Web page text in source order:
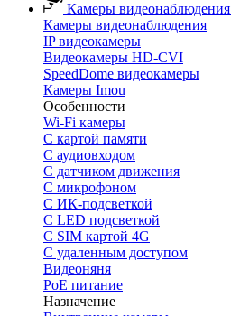
Камеры видеонаблюдения
Камеры видеонаблюдения
IP видеокамеры
Видеокамеры HD-CVI
SpeedDome видеокамеры
Камеры Imou
Особенности
Wi-Fi камеры
С картой памяти
С аудиовходом
С датчиком движения
С микрофоном
С ИК-подсветкой
С LED подсветкой
C SIM картой 4G
C удаленным доступом
Видеоняня
PoE питание
Назначение